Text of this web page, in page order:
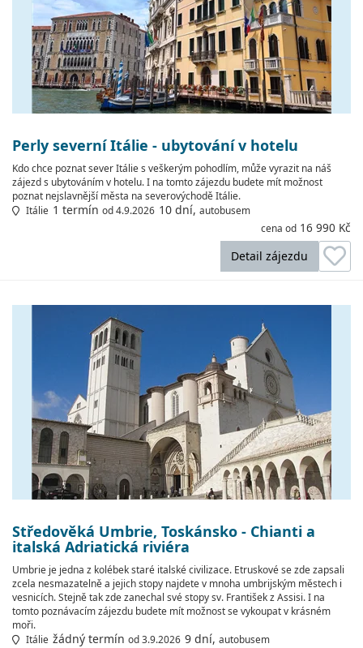
Perly severní Itálie - ubytování v hotelu
Kdo chce poznat sever Itálie s veškerým pohodlím, může vyrazit na náš
zájezd s ubytováním v hotelu. I na tomto zájezdu budete mít možnost
poznat nejslavnější města na severovýchodě Itálie.
Itálie 1 termín od 4.9.2026 10 dní, autobusem
cena od 16 990 Kč
Detail zájezdu
Středověká Umbrie, Toskánsko - Chianti a
italská Adriatická riviéra
Umbrie je jedna z kolébek staré italské civilizace. Etruskové se zde zapsali
zcela nesmazatelně a jejich stopy najdete v mnoha umbrijským městech i
vesnicích. Stejně tak zde zanechal své stopy sv. František z Assisi. I na
tomto poznávacím zájezdu budete mít možnost se vykoupat v krásném
moři.
Itálie žádný termín od 3.9.2026 9 dní, autobusem